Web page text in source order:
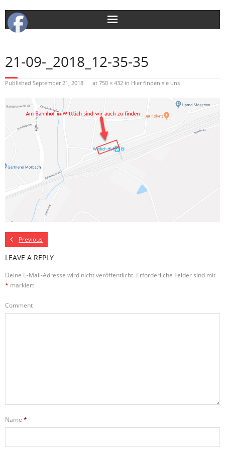
content
21-09-_2018_12-35-35
Published September 21, 2018 at 750 × 432 in Hier finden sie uns
Previous
LEAVE A REPLY
Deine E-Mail-Adresse wird nicht veröffentlicht. Erforderliche Felder sind mit
* markiert
Comment
Name *